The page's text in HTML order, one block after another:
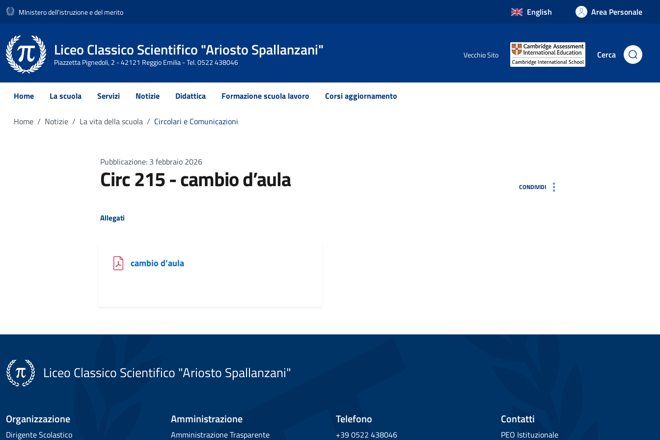
MInistero dell'istruzione e del merito English Area Personale
Liceo Classico Scientifico "Ariosto Spallanzani"
Piazzetta Pignedoli, 2 - 42121 Reggio Emilia - Tel. 0522 438046
Vecchio Sito Cerca
Home La scuola Servizi Notizie Didattica Formazione scuola lavoro Corsi aggiornamento
Home Notizie La vita della scuola Circolari e Comunicazioni
Pubblicazione: 3 febbraio 2026
Circ 215 - cambio d’aula CONDIVIDI
Allegati
cambio d’aula(file PDF)
Liceo Classico Scientifico "Ariosto Spallanzani"
Organizzazione
Dirigente Scolastico
Amministrazione
Amministrazione Trasparente
Telefono
+39 0522 438046
Contatti
PEO Istituzionale